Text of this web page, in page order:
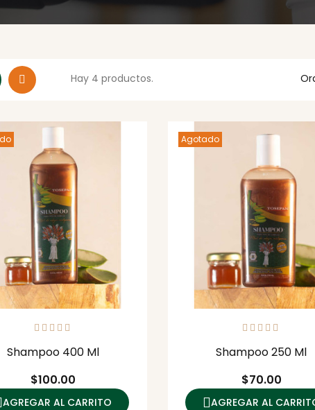
Hay 4 productos.
Shampoo 400 Ml
Precio
$100.00
AGREGAR AL CARRITO
Agotado
Shampoo 250 Ml
Precio
$70.00
AGREGAR AL